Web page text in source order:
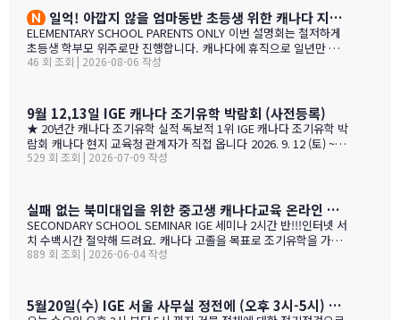
도 참가 가능합니다. 한국과 캐나다 부모님들의 궁금증과 고민을 같
이 공유할 수 있습니다. …
일억! 아깝지 않을 엄마동반 초등생 위한 캐나다 지역,학교 선택 설명회 8월25(화)
ELEMENTARY SCHOOL PARENTS ONLY 이번 설명회는 철저하게
초등생 학부모 위주로만 진행합니다. 캐나다에 휴직으로 일년만 가
야 하는 가족, 초등생 영어교육 · 북미체험 · 가족 휴식을 위해 캐나
~ 9시 …
46 회 조회 | 2026-08-06 작성
9월 12,13일 IGE 캐나다 조기유학 박람회 (사전등록)
★ 20년간 캐나다 조기유학 실적 독보적 1위 IGE 캐나다 조기유학 박
람회 캐나다 현지 교육청 관계자가 직접 옵니다 2026. 9. 12 (토) ~ 9.
13 (일) 오전 11시 ~ 오후 5시 · 사전등록 필수 일시 2026년 9월 12
신청서에서 바로 신청하세요 사전등록 혜택 미리 신청하면 이런 혜택
이 있습니다 혜택 1 신청비 전액 면제 학생당 약 CAD $200~300 수
속 신청비 면제 혜택 2 인기 공립학교 우선 배정 …
529 회 조회 | 2026-07-09 작성
실패 없는 북미대입을 위한 중고생 캐나다교육 온라인 ZOOM 설명회 6월 16일(화)
SECONDARY SCHOOL SEMINAR IGE 세미나 2시간 반!!!인터넷 서
치 수백시간 절약해 드려요. 캐나다 고졸을 목표로 조기유학을 가지
는 않죠. 어떤 경우에도 중요한 것은 대학!!! 20년간 캐나다 조기유학
도 참가 가능합니다. 한국과 캐나다 부모님들의 궁금증과 고민을 같
이 공유할 수 있습니다. …
889 회 조회 | 2026-06-04 작성
5월20일(수) IGE 서울 사무실 정전에 (오후 3시-5시) 따른 상담 업무 불가 안내